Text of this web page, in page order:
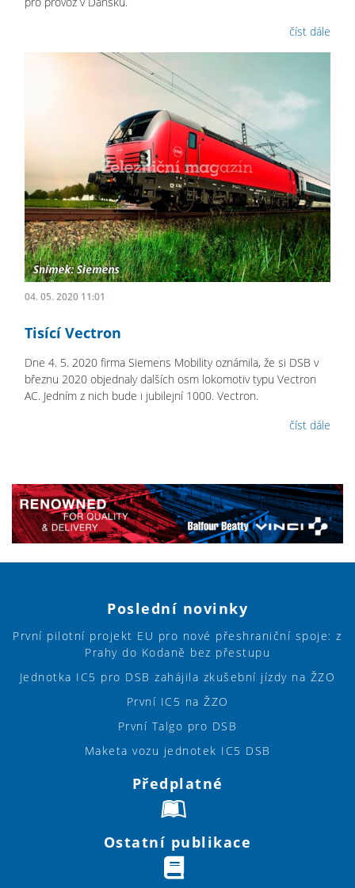
číst dále
04. 05. 2020 11:01
Tisící Vectron
Dne 4. 5. 2020 firma Siemens Mobility oznámila, že si DSB v
březnu 2020 objednaly dalších osm lokomotiv typu Vectron
AC. Jedním z nich bude i jubilejní 1000. Vectron.
číst dále
Poslední novinky
První pilotní projekt EU pro nové přeshraniční spoje: z
Prahy do Kodaně bez přestupu
Jednotka IC5 pro DSB zahájila zkušební jízdy na ŽZO
První IC5 na ŽZO
První Talgo pro DSB
Maketa vozu jednotek IC5 DSB
Předplatné
Ostatní publikace